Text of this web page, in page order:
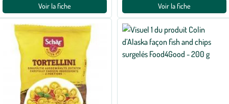
Voir la fiche
Voir la fiche